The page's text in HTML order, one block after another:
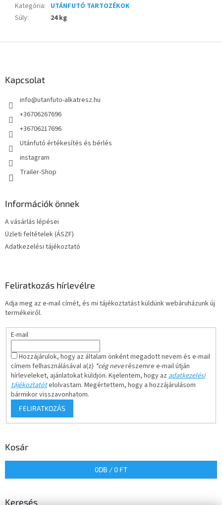
Kategória: UTÁNFUTÓ TARTOZÉKOK
Súly: 24 kg
Kapcsolat
info@utanfuto-alkatresz.hu
+36706267696
+36706217696
Utánfutó értékesítés és bérlés
instagram
Trailer-Shop
Információk önnek
A vásárlás lépései
Üzleti feltételek (ÁSZF)
Adatkezelési tájékoztató
Feliratkozás hírlevélre
Adja meg az e-mail címét, és mi tájékoztatást küldünk webáruházunk új
termékeiről.
E-mail
Hozzájárulok, hogy az általam önként megadott nevem és e-mail
címem felhasználásával a(z) *cég neverészemre e-mail útján
hírleveleket, ajánlatokat küldjön. Kijelentem, hogy azadatkezelési
tájékoztatótelolvastam. Megértettem, hogy a hozzájárulásom
bármikor visszavonhatom.
FELIRATKOZÁS
Kosár
0DB / 0 FT
Keresés